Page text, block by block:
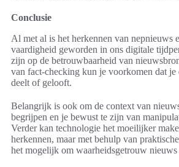
Conclusie
Al met al is het herkennen van nepnieuws
vaardigheid geworden in ons digitale
zijn op de betrouwbaarheid van
van fact-checking kun je voorkomen dat
deelt of gelooft.
Belangrijk is ook om de context van
begrijpen en je bewust te zijn van
Verder kan technologie het moeilijker
herkennen, maar met behulp van
het mogelijk om waarheidsgetrouw nieuws